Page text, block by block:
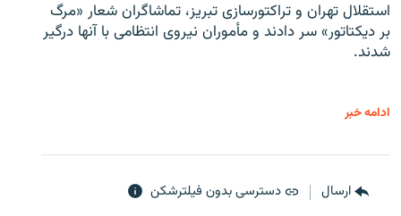
استقلال تهران و تراکتورسازی تبریز، تماشاگران شعار «مرگ
بر دیکتاتور» سر دادند و مأموران نیروی انتظامی با آنها درگیر
شدند.
ادامه خبر
ارسال دسترسی بدون فیلترشکن